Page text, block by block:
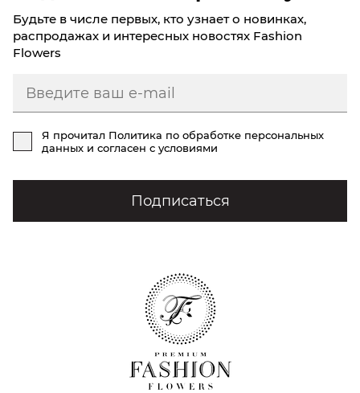
Будьте в числе первых, кто узнает о новинках,
распродажах и интересных новостях Fashion
Flowers
Я прочитал Политика по обработке персональных
данных и согласен с условиями
Подписаться